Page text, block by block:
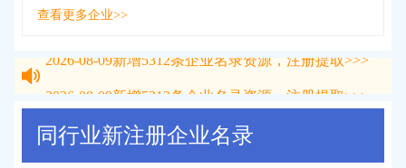
查看更多企业>>
新增 条企业名录资源，注册提取>>>
同行业新注册企业名录